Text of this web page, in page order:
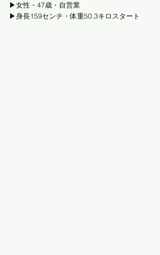
▶︎女性・47歳・自営業
▶︎身長159センチ・体重50.3キロスタート